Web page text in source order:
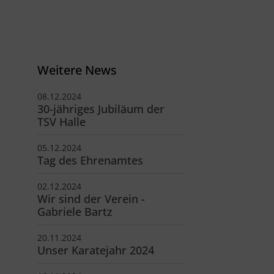
Weitere News
08.12.2024
30-jähriges Jubiläum der
TSV Halle
05.12.2024
Tag des Ehrenamtes
02.12.2024
Wir sind der Verein -
Gabriele Bartz
20.11.2024
Unser Karatejahr 2024
info@tsv-reinbek.de